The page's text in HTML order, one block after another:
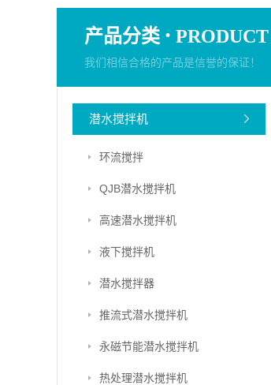
产品分类 · PRODUCT
我们相信合格的产品是信誉的保证！
潜水搅拌机
环流搅拌
QJB潜水搅拌机
高速潜水搅拌机
液下搅拌机
潜水搅拌器
推流式潜水搅拌机
永磁节能潜水搅拌机
热处理潜水搅拌机